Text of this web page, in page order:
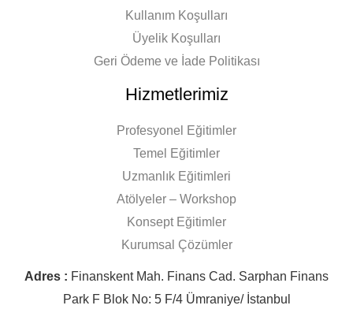
Kullanım Koşulları
Üyelik Koşulları
Geri Ödeme ve İade Politikası
Hizmetlerimiz
Profesyonel Eğitimler
Temel Eğitimler
Uzmanlık Eğitimleri
Atölyeler – Workshop
Konsept Eğitimler
Kurumsal Çözümler
Adres : Finanskent Mah. Finans Cad. Sarphan Finans
Park F Blok No: 5 F/4 Ümraniye/ İstanbul